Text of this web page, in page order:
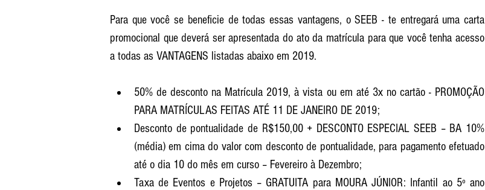
Para que você se beneficie de todas essas vantagens, o SEEB - te entregará uma carta
promocional que deverá ser apresentada do ato da matrícula para que você tenha acesso
a todas as VANTAGENS listadas abaixo em 2019.
50% de desconto na Matrícula 2019, à vista ou em até 3x no cartão - PROMOÇÃO
PARA MATRÍCULAS FEITAS ATÉ 11 DE JANEIRO DE 2019;
Desconto de pontualidade de R$150,00 + DESCONTO ESPECIAL SEEB – BA 10%
(média) em cima do valor com desconto de pontualidade, para pagamento efetuado
até o dia 10 do mês em curso – Fevereiro à Dezembro;
Taxa de Eventos e Projetos – GRATUITA para MOURA JÚNIOR: Infantil ao 5º ano